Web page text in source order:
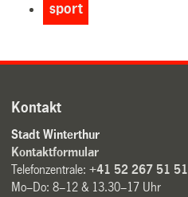
sport
Kontakt
Stadt Winterthur
Kontaktformular
Telefonzentrale:+41 52 267 51 51
Mo–Do: 8–12 & 13.30–17 Uhr